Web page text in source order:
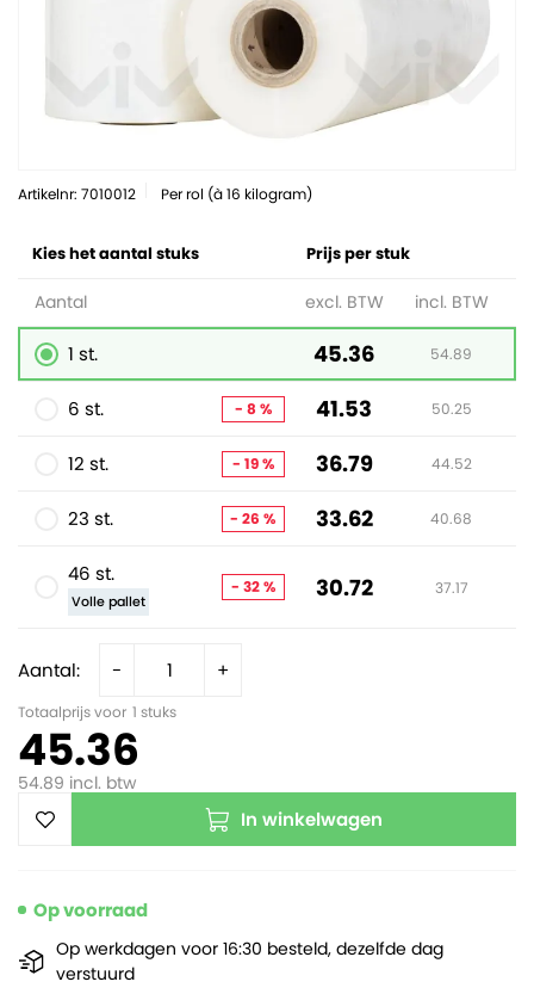
Artikelnr: 7010012 Per rol (à 16 kilogram)
Aantal: - +
Totaalprijs voor 1 stuks
45.36
54.89 incl. btw
In winkelwagen
Kies het aantal stuks Prijs per stuk
Aantal excl. BTW incl. BTW
1 st. 45.36 54.89
6 st. - 8 % 41.53 50.25
12 st. - 19 % 36.79 44.52
23 st. - 26 % 33.62 40.68
46 st.
Volle pallet
- 32 % 30.72 37.17
Op voorraad
Op werkdagen voor 16:30 besteld, dezelfde dag
verstuurd